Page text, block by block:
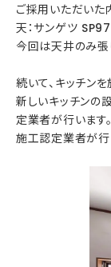
ご採用いただいた
天：サンゲツ
今回は天井のみ張
続いて、キッチンを
新しいキッチンの
定業者が行います。
施工認定業者が行